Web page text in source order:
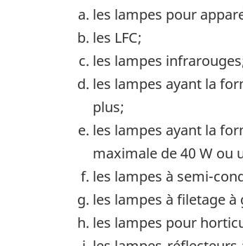
les lampes pour
les LFC;
les lampes
les lampes ayant la
plus;
les lampes ayant la
maximale de 40 W ou
les lampes à semi-
les lampes à filetage à
les lampes pour